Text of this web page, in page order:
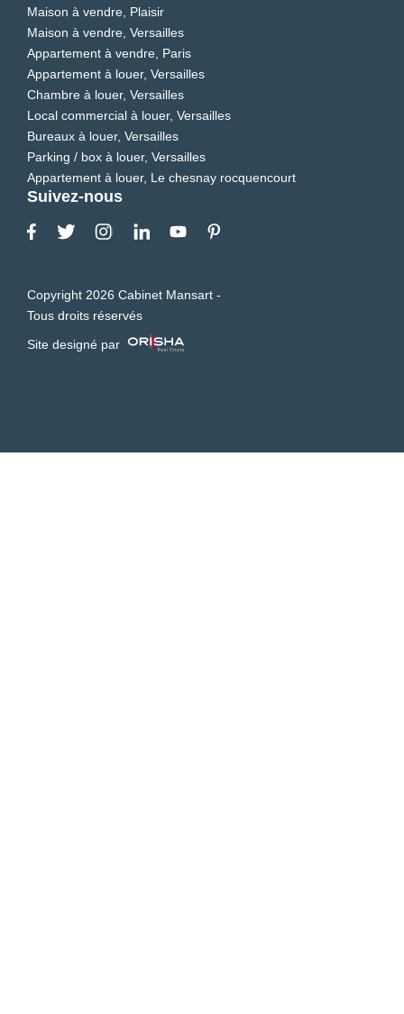
Maison à vendre, Plaisir
Maison à vendre, Versailles
Appartement à vendre, Paris
Appartement à louer, Versailles
Chambre à louer, Versailles
Local commercial à louer, Versailles
Bureaux à louer, Versailles
Parking / box à louer, Versailles
Appartement à louer, Le chesnay rocquencourt
Suivez-nous
Copyright 2026 Cabinet Mansart -
Tous droits réservés
Site designé par